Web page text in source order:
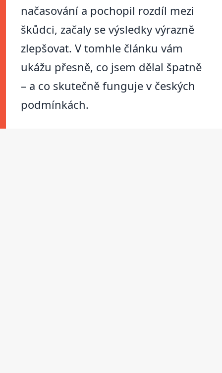
načasování a pochopil rozdíl mezi
škůdci, začaly se výsledky výrazně
zlepšovat. V tomhle článku vám
ukážu přesně, co jsem dělal špatně
– a co skutečně funguje v českých
podmínkách.